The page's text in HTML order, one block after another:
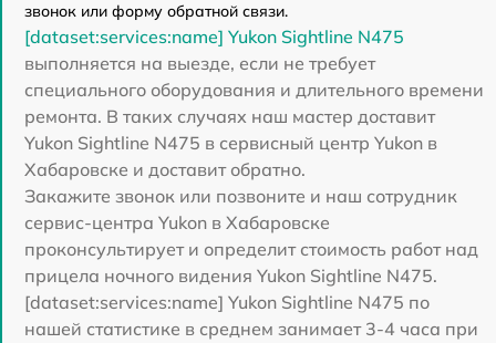
звонок или форму обратной связи.
[dataset:services:name] Yukon Sightline N475
выполняется на выезде, если не требует
специального оборудования и длительного времени
ремонта. В таких случаях наш мастер доставит
Yukon Sightline N475 в сервисный центр Yukon в
Хабаровске и доставит обратно.
Закажите звонок или позвоните и наш сотрудник
сервис-центра Yukon в Хабаровске
проконсультирует и определит стоимость работ над
прицела ночного видения Yukon Sightline N475.
[dataset:services:name] Yukon Sightline N475 по
нашей статистике в среднем занимает 3-4 часа при